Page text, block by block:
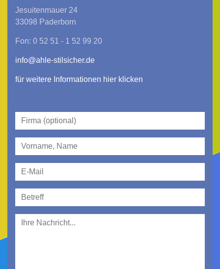
Jesuitenmauer 24
33098 Paderborn
Fon: 0 52 51 - 1 52 99 20
info@ahle-stilsicher.de
für weitere Informationen hier klicken